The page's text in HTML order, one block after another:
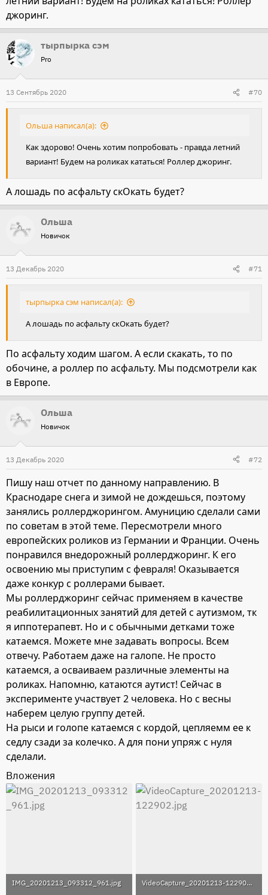
джоринг.
тырпырка сэм
Pro
13 Сентябрь 2020 #70
Ольша написал(а):
Как здорово! Очень хотим попробовать - правда летний
вариант! Будем на роликах кататься! Роллер джоринг.
А лошадь по асфальту скОкать будет?
Ольша
Новичок
13 Декабрь 2020 #71
тырпырка сэм написал(а):
А лошадь по асфальту скОкать будет?
По асфальту ходим шагом. А если скакать, то по
обочине, а роллер по асфальту. Мы подсмотрели как
в Европе.
Ольша
Новичок
13 Декабрь 2020 #72
Пишу наш отчет по данному направлению. В
Краснодаре снега и зимой не дождешься, поэтому
занялись роллерджорингом. Амуницию сделали сами
по советам в этой теме. Пересмотрели много
европейских роликов из Германии и Франции. Очень
понравился внедорожный роллерджоринг. К его
освоению мы приступим с февраля! Оказывается
даже конкур с роллерами бывает.
Мы роллерджоринг сейчас применяем в качестве
реабилитационных занятий для детей с аутизмом, тк
я иппотерапевт. Но и с обычными детками тоже
катаемся. Можете мне задавать вопросы. Всем
отвечу. Работаем даже на галопе. Не просто
катаемся, а осваиваем различные элементы на
роликах. Напомню, катаются аутист! Сейчас в
эксперименте участвует 2 человека. Но с весны
наберем целую группу детей.
На рыси и голопе катаемся с кордой, цепляемм ее к
седлу сзади за колечко. А для пони упряж с нуля
сделали.
Вложения
IMG_20201213_093312_961.jpg
VideoCapture_20201213-122902.jpg